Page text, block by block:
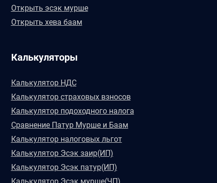
Открыть эсэк мурше
Открыть хева баам
Калькуляторы
Калькулятор НДС
Калькулятор страховых взносов
Калькулятор подоходного налога
Сравнение Патур Мурше и Баам
Калькулятор налоговых льгот
Калькулятор Эсэк заир(ИП)
Калькулятор Эсэк патур(ИП)